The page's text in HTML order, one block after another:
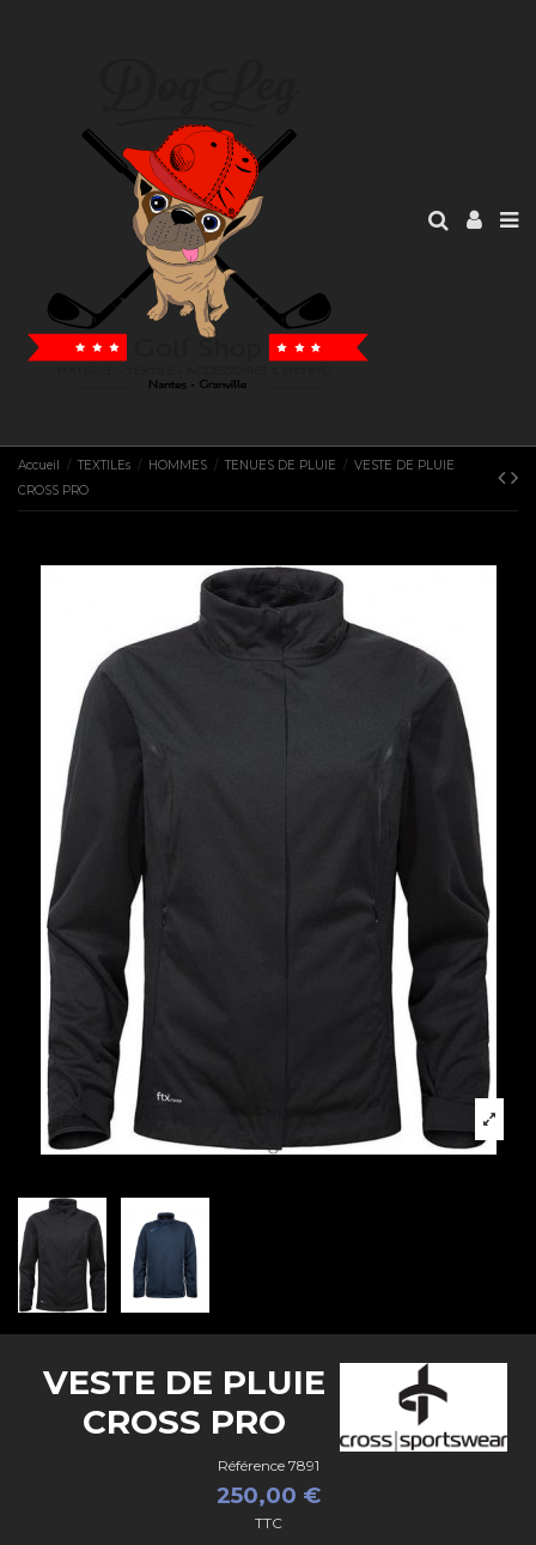
Accueil TEXTILEs HOMMES TENUES DE PLUIE
VESTE DE PLUIE
CROSS PRO
VESTE DE PLUIE
CROSS PRO
Référence 7891
250,00 €
TTC